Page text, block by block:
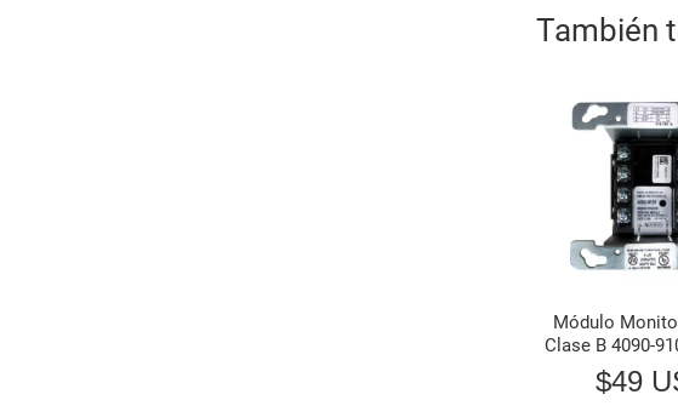
También
Módulo
Clase B 4090-
$49